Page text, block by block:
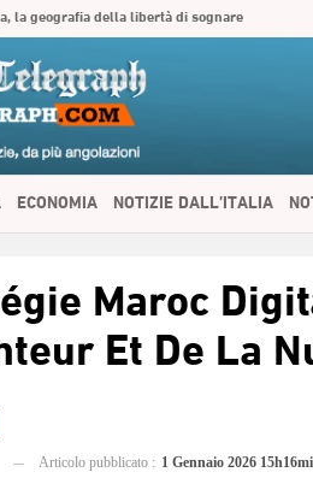
la geografia della libertà di sognare
ECONOMIA NOTIZIE DALL’ITALIA
Maroc
Et De La
Articolo pubblicato : 1 Gennaio 2026